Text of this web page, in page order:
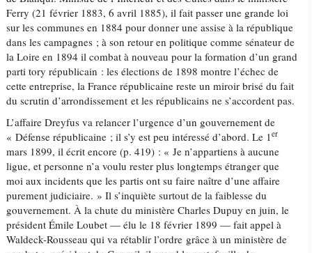
Ferry (21 février 1883, 6 avril 1885), il fait passer une grande loi
sur les communes en 1884 pour donner une assise à la république
dans les campagnes ; à son retour en politique comme sénateur de
la Loire en 1894 il combat à nouveau pour la formation d’un grand
parti tory républicain : les élections de 1898 montre l’échec de
cette entreprise, la France républicaine reste un miroir brisé du fait
du scrutin d’arrondissement et les républicains ne s’accordent pas.
L’affaire Dreyfus va relancer l’urgence d’un gouvernement de
« Défense républicaine ; il s’y est peu intéressé d’abord. Le 1er
mars 1899, il écrit encore (p. 419) : « Je n’appartiens à aucune
ligue, et personne n’a voulu rester plus longtemps étranger que
moi aux incidents que les partis ont su faire naître d’une affaire
purement judiciaire. » Il s’inquiète surtout de la faiblesse du
gouvernement. À la chute du ministère Charles Dupuy en juin, le
président Émile Loubet — élu le 18 février 1899 — fait appel à
Waldeck-Rousseau qui va rétablir l’ordre grâce à un ministère de